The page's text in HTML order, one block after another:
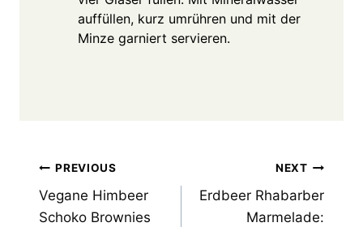
auffüllen, kurz umrühren und mit der
Minze garniert servieren.
Post
navigation
PREVIOUS
Vegane Himbeer
Schoko Brownies
NEXT
Erdbeer Rhabarber
Marmelade: